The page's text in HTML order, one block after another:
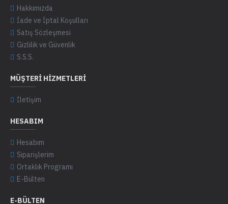
Hakkımızda
İade ve İptal Koşulları
Satış Sözleşmesi
Gizlilik ve Güvenlik
S.S.S.
MÜŞTERI HIZMETLERI
İletişim
HESABIM
Hesabım
Siparişlerim
Ortaklık Programı
E-Bülten
E-BÜLTEN